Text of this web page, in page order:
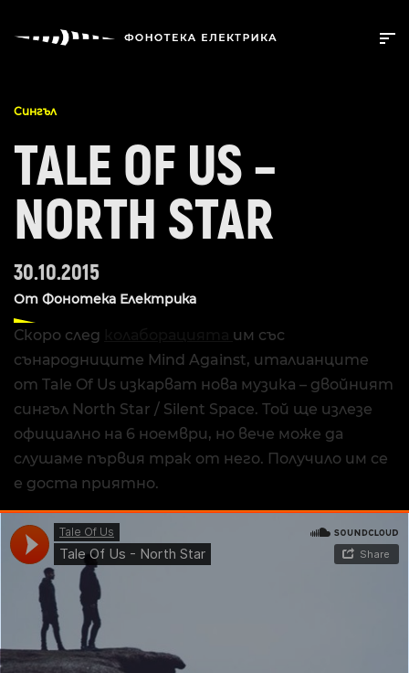
Сингъл
TALE OF US –
NORTH STAR
30.10.2015
От Фонотека Електрика
Скоро след
им със
сънародниците Mind Against, италианците
от Tale Of Us изкарват нова музика – двойният
сингъл North Star / Silent Space. Той ще излезе
официално на 6 ноември, но вече може да
слушаме първия трак от него. Получило им се
е доста приятно.